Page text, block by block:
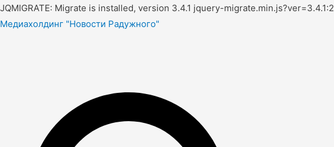
JQMIGRATE: Migrate is installed, version 3.4.1 jquery-migrate.min.js?ver=3.4.1:2
Медиахолдинг "Новости Радужного"